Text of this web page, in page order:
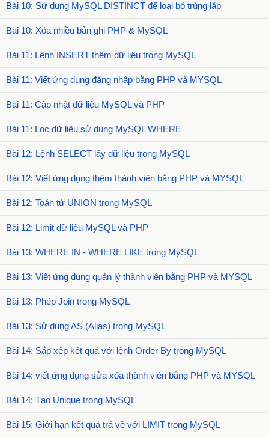
Bài 10: Sử dụng MySQL DISTINCT để loại bỏ trùng lặp
Bài 10: Xóa nhiều bản ghi PHP & MySQL
Bài 11: Lệnh INSERT thêm dữ liệu trong MySQL
Bài 11: Viết ứng dụng đăng nhập bằng PHP và MYSQL
Bài 11: Cập nhật dữ liệu MySQL và PHP
Bài 11: Lọc dữ liệu sử dụng MySQL WHERE
Bài 12: Lệnh SELECT lấy dữ liệu trong MySQL
Bài 12: Viết ứng dụng thêm thành viên bằng PHP và MYSQL
Bài 12: Toán tử UNION trong MySQL
Bài 12: Limit dữ liệu MySQL và PHP
Bài 13: WHERE IN - WHERE LIKE trong MySQL
Bài 13: Viết ứng dụng quản lý thành viên bằng PHP và MYSQL
Bài 13: Phép Join trong MySQL
Bài 13: Sử dụng AS (Alias) trong MySQL
Bài 14: Sắp xếp kết quả với lệnh Order By trong MySQL
Bài 14: viết ứng dụng sửa xóa thành viên bằng PHP và MYSQL
Bài 14: Tạo Unique trong MySQL
Bài 15: Giới hạn kết quả trả về với LIMIT trong MySQL